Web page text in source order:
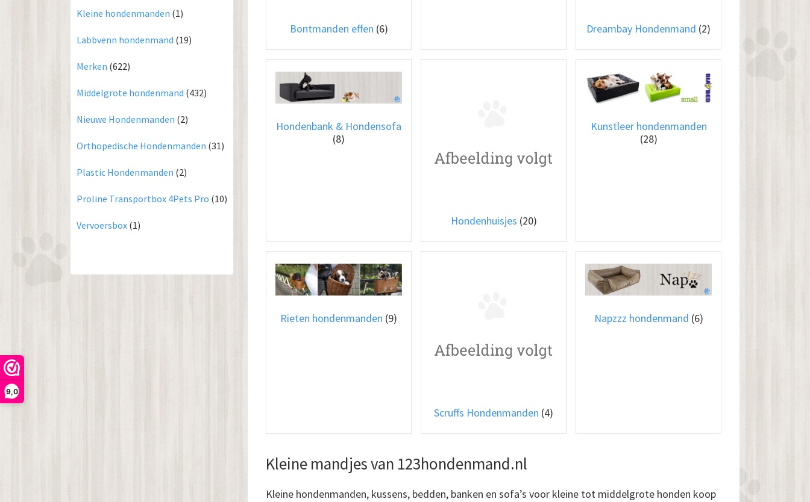
9,0
Bontmanden effen (6) Dreambay Hondenmand (2)
Hondenbank & Hondensofa
(8)
Hondenhuisjes (20)
Kunstleer hondenmanden
(28)
Rieten hondenmanden (9)
Scruffs Hondenmanden (4)
Napzzz hondenmand (6)
Kleine mandjes van 123hondenmand.nl
Kleine hondenmanden, kussens, bedden, banken en sofa’s voor kleine tot middelgrote honden koop
Kleine hondenmanden (1)
Labbvenn hondenmand (19)
Merken (622)
Middelgrote hondenmand (432)
Nieuwe Hondenmanden (2)
Orthopedische Hondenmanden (31)
Plastic Hondenmanden (2)
Proline Transportbox 4Pets Pro (10)
Vervoersbox (1)